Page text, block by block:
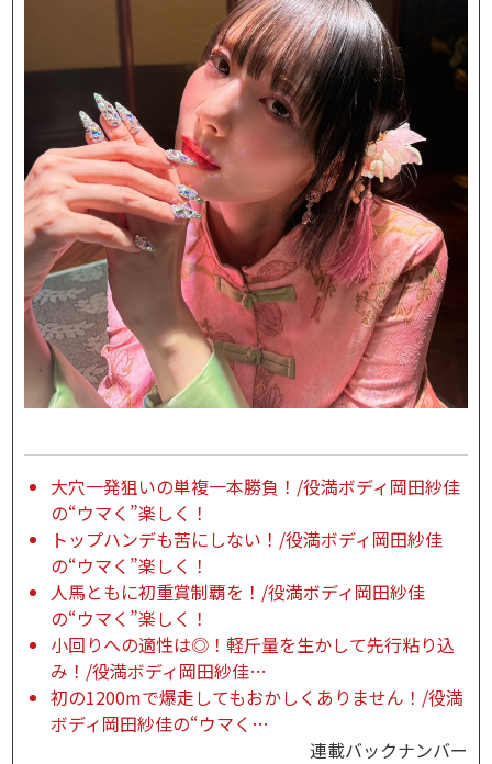
大穴一発狙いの単複一本勝負！/役満ボディ岡田紗佳
の“ウマく”楽しく！
トップハンデも苦にしない！/役満ボディ岡田紗佳
の“ウマく”楽しく！
人馬ともに初重賞制覇を！/役満ボディ岡田紗佳
の“ウマく”楽しく！
小回りへの適性は◎！軽斤量を生かして先行粘り込
み！/役満ボディ岡田紗佳…
初の1200mで爆走してもおかしくありません！/役満
ボディ岡田紗佳の“ウマく…
連載バックナンバー